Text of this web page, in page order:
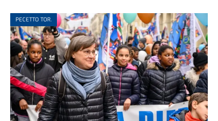
PECETTO TOR.